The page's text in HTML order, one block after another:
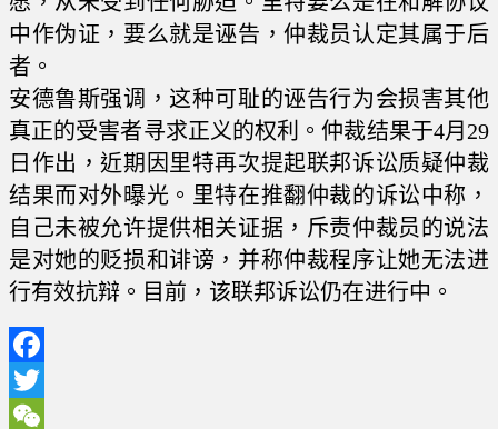
中作伪证，要么就是诬告，仲裁员认定其属于后
者。
安德鲁斯强调，这种可耻的诬告行为会损害其他
真正的受害者寻求正义的权利。仲裁结果于4月29
日作出，近期因里特再次提起联邦诉讼质疑仲裁
结果而对外曝光。里特在推翻仲裁的诉讼中称，
自己未被允许提供相关证据，斥责仲裁员的说法
是对她的贬损和诽谤，并称仲裁程序让她无法进
行有效抗辩。目前，该联邦诉讼仍在进行中。
Facebook
Twitter